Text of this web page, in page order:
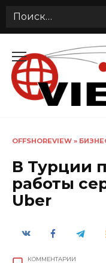
Search
содержанию
OFFSHOREVIEW »
В Турции
работы
Uber
КОММЕНТАРИИ